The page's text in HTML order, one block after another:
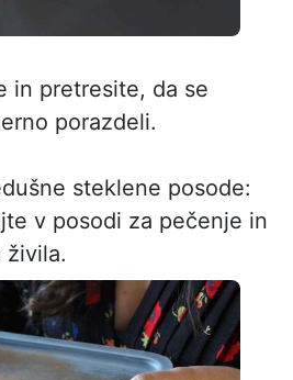
in pretresite, da se
porazdeli.
steklene posode:
v posodi za pečenje in
živila.